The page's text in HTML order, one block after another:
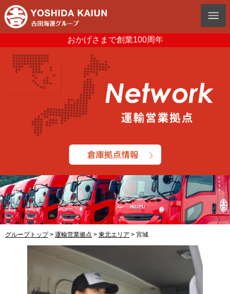
おかげさまで創業100周年
グループトップ> 運輸営業拠点 > 東北エリア > 宮城